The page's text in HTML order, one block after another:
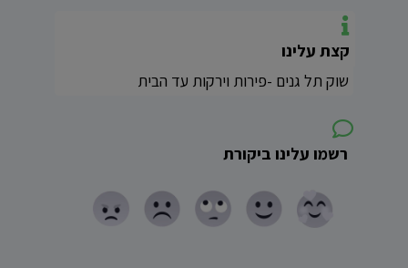
קצת עלינו
שוק תל גנים -פירות וירקות עד הבית
רשמו עלינו ביקורת